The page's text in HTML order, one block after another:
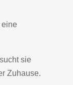
eine
sie
Zuhause.